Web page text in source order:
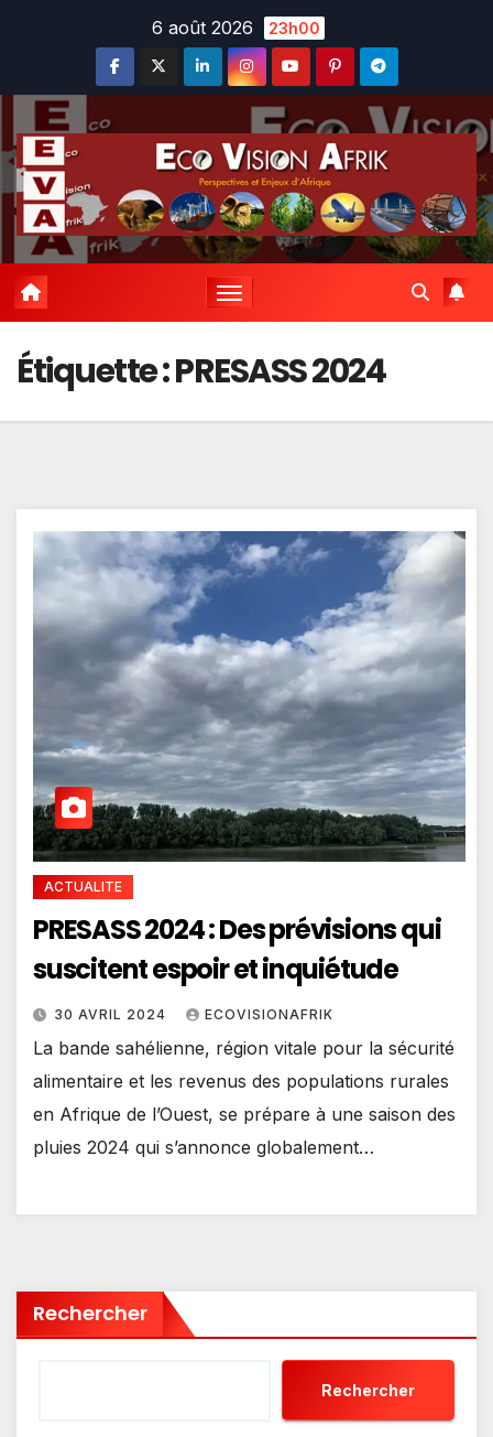
6 août 2026 23h00
Étiquette :PRESASS 2024
ACTUALITE
PRESASS 2024 : Des prévisions qui
suscitent espoir et inquiétude
30 AVRIL 2024 ECOVISIONAFRIK
La bande sahélienne, région vitale pour la sécurité
alimentaire et les revenus des populations rurales
en Afrique de l’Ouest, se prépare à une saison des
pluies 2024 qui s’annonce globalement…
Rechercher
Rechercher